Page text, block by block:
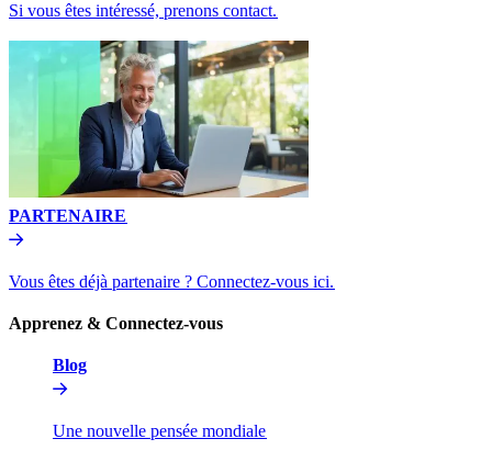
Si vous êtes intéressé, prenons contact.​​
PARTENAIRE​​
Vous êtes déjà partenaire ? Connectez-vous ici.​​
Apprenez & Connectez-vous​​
Blog​​
Une nouvelle pensée mondiale​​